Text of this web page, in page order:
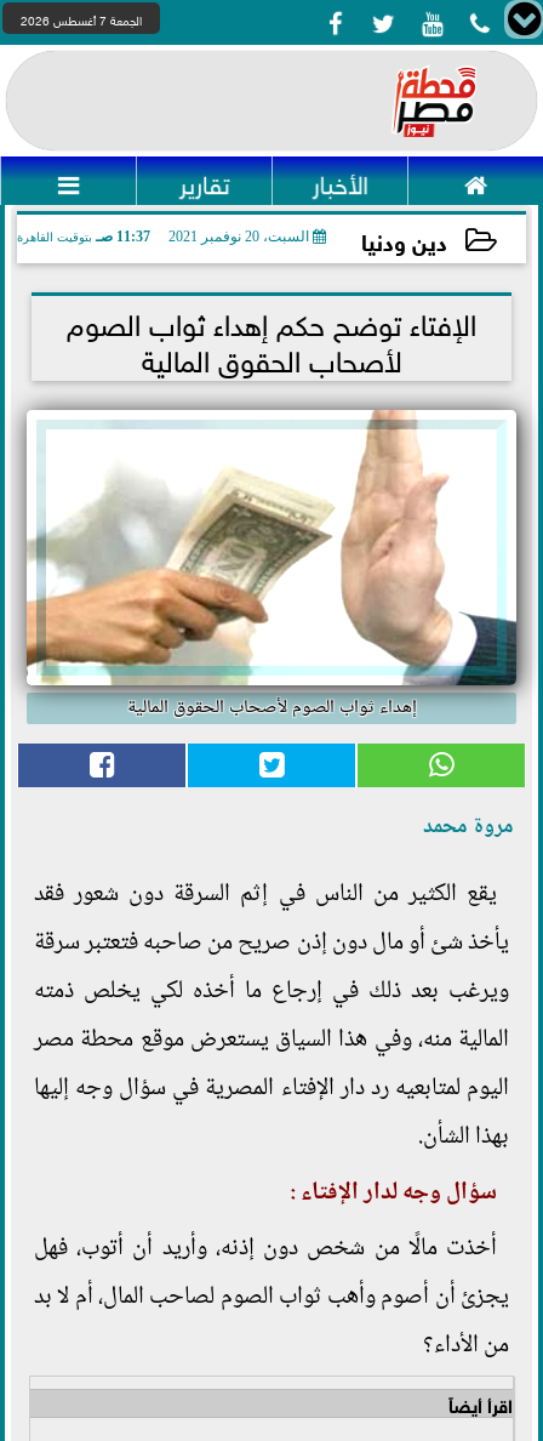
    الجمعة 7 أغسطس 2026
 الأخبار تقارير 
دين ودنيا السبت، 20 نوفمبر 2021 11:37 صـ بتوقيت القاهرة
2021-11-20 11:37:33الإفتاء توضح حكم إهداء ثواب الصوم
لأصحاب الحقوق المالية
إهداء ثواب الصوم لأصحاب الحقوق المالية
مروة محمد
يقع الكثير من الناس في إثم السرقة دون شعور فقد
يأخذ شئ أو مال دون إذن صريح من صاحبه فتعتبر سرقة
ويرغب بعد ذلك في إرجاع ما أخذه لكي يخلص ذمته
المالية منه، وفي هذا السياق يستعرض موقع محطة مصر
اليوم لمتابعيه رد دار الإفتاء المصرية في سؤال وجه إليها
بهذا الشأن.
سؤال وجه لدار الإفتاء :
أخذت مالًا من شخص دون إذنه، وأريد أن أتوب، فهل
يجزئ أن أصوم وأهب ثواب الصوم لصاحب المال، أم لا بد
من الأداء؟
اقرأ أيضاً